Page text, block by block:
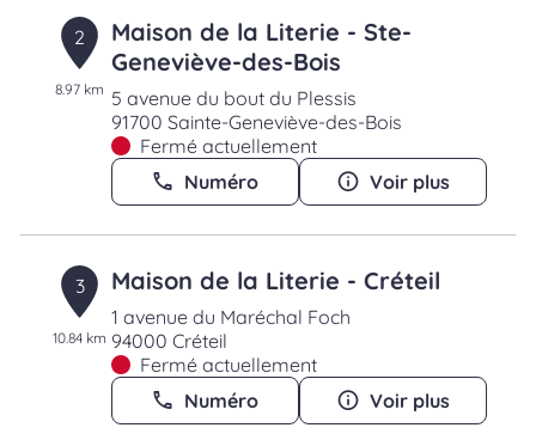
2
8.97 km
Maison de la Literie - Ste-
Geneviève-des-Bois
5 avenue du bout du Plessis
91700 Sainte-Geneviève-des-Bois
Fermé actuellement
Numéro
Voir plus
3
10.84 km
Maison de la Literie - Créteil
1 avenue du Maréchal Foch
94000 Créteil
Fermé actuellement
Numéro
Voir plus